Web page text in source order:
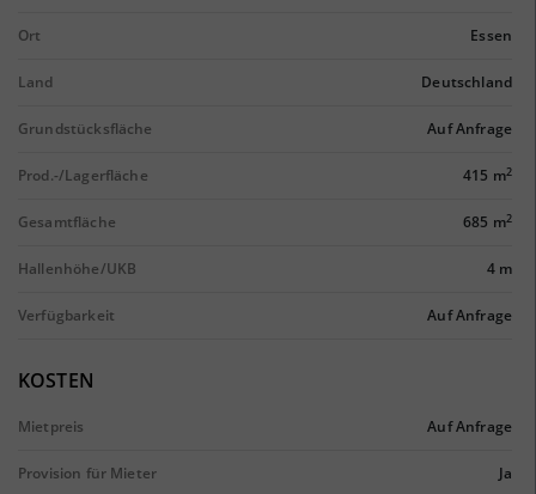
Ort Essen
Land Deutschland
Grundstücksfläche Auf Anfrage
Prod.-/Lagerfläche 415 m2
Gesamtfläche 685 m2
Hallenhöhe/UKB 4 m
Verfügbarkeit Auf Anfrage
KOSTEN
Mietpreis Auf Anfrage
Provision für Mieter Ja